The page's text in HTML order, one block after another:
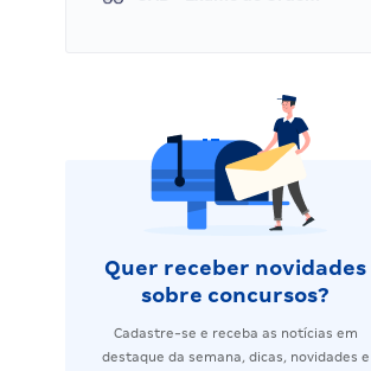
Quer receber novidades
sobre concursos?
Cadastre-se e receba as notícias em
destaque da semana, dicas, novidades e